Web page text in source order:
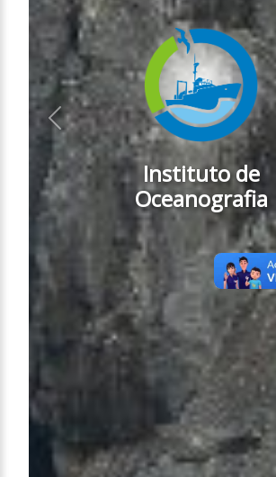
Instituto de
Oceanografia
Anterior